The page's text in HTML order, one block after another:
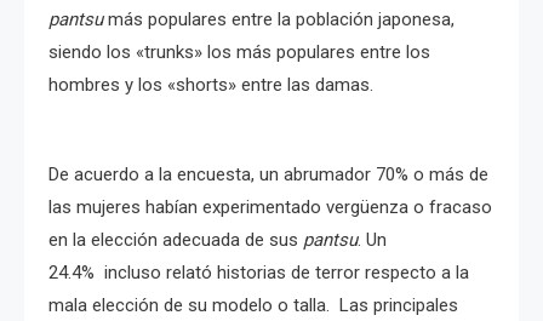
pantsumás populares entre la población japonesa,
siendo los «trunks» los más populares entre los
hombres y los «shorts» entre las damas.
De acuerdo a la encuesta, un abrumador 70% o más de
las mujeres habían experimentado vergüenza o fracaso
en la elección adecuada de sus pantsu. Un
24.4% incluso relató historias de terror respecto a la
mala elección de su modelo o talla. Las principales